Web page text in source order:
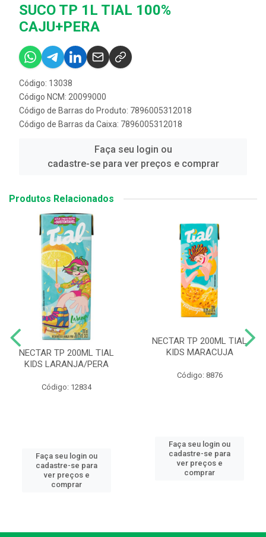
SUCO TP 1L TIAL 100%
CAJU+PERA
Código: 13038
Código NCM: 20099000
Código de Barras do Produto: 7896005312018
Código de Barras da Caixa: 7896005312018
Faça seu login ou
cadastre-se para ver preços e comprar
Produtos Relacionados
NECTAR TP 200ML TIAL
KIDS LARANJA/PERA
Código: 12834
Faça seu login ou
cadastre-se para
ver preços e
comprar
NECTAR TP 200ML TIAL
KIDS MARACUJA
Código: 8876
Faça seu login ou
cadastre-se para
ver preços e
comprar